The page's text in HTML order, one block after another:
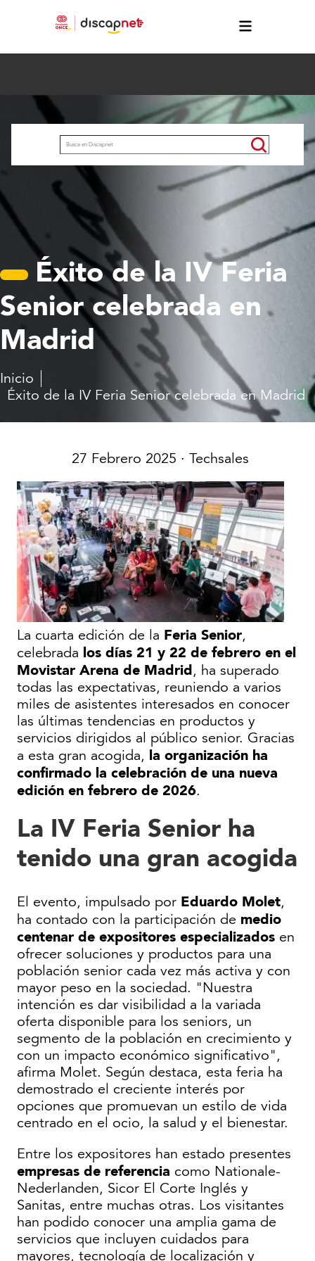
Éxito de la IV Feria
Senior celebrada en
Madrid
Inicio
Éxito de la IV Feria Senior celebrada en Madrid
27 Febrero 2025 · Techsales
La cuarta edición de la Feria Senior,
celebrada los días 21 y 22 de febrero en el
Movistar Arena de Madrid, ha superado
todas las expectativas, reuniendo a varios
miles de asistentes interesados en conocer
las últimas tendencias en productos y
servicios dirigidos al público senior. Gracias
a esta gran acogida, la organización ha
confirmado la celebración de una nueva
edición en febrero de 2026.
La IV Feria Senior ha
tenido una gran acogida
El evento, impulsado por Eduardo Molet,
ha contado con la participación de medio
centenar de expositores especializados en
ofrecer soluciones y productos para una
población senior cada vez más activa y con
mayor peso en la sociedad. "Nuestra
intención es dar visibilidad a la variada
oferta disponible para los seniors, un
segmento de la población en crecimiento y
con un impacto económico significativo",
afirma Molet. Según destaca, esta feria ha
demostrado el creciente interés por
opciones que promuevan un estilo de vida
centrado en el ocio, la salud y el bienestar.
Entre los expositores han estado presentes
empresas de referencia como Nationale-
Nederlanden, Sicor El Corte Inglés y
Sanitas, entre muchas otras. Los visitantes
han podido conocer una amplia gama de
servicios que incluyen cuidados para
mayores, tecnología de localización y